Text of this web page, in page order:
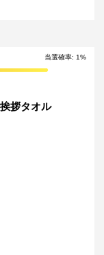
合がございます。
け目安から前後し
配送業者および配
ャレンジできる特別
行い、完了次第当落
（原則として期間
当選確率: 1%
拶タオル